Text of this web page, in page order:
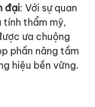
đại: Với sự quan
tính thẩm mỹ,
ưa chuộng
phần nâng tầm
hiệu bền vững.